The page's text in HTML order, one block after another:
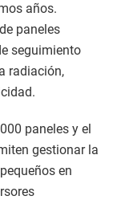
años.
paneles
seguimiento
radiación,
paneles y el
gestionar la
en